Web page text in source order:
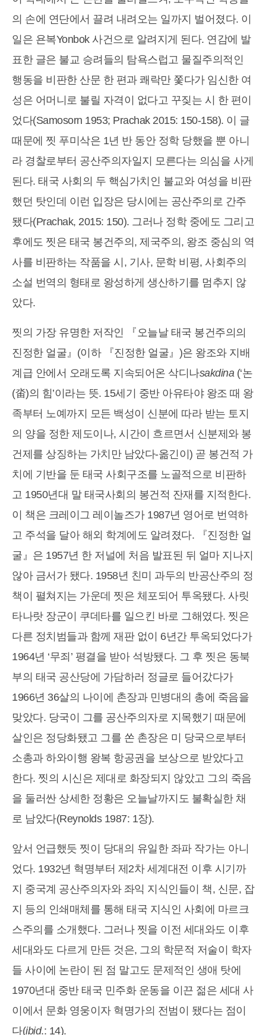
의 손에 연단에서 끌려 내려오는 일까지 벌어졌다. 이
일은 욘복Yonbok 사건으로 알려지게 된다. 연감에 발
표한 글은 불교 승려들의 탐욕스럽고 물질주의적인
행동을 비판한 산문 한 편과 쾌락만 쫓다가 임신한 여
성은 어머니로 불릴 자격이 없다고 꾸짖는 시 한 편이
었다(Samosorn 1953; Prachak 2015: 150-158). 이 글
때문에 찟 푸미삭은 1년 반 동안 정학 당했을 뿐 아니
라 경찰로부터 공산주의자일지 모른다는 의심을 사게
된다. 태국 사회의 두 핵심가치인 불교와 여성을 비판
했던 탓인데 이런 입장은 당시에는 공산주의로 간주
됐다(Prachak, 2015: 150). 그러나 정학 중에도 그리고
후에도 찟은 태국 봉건주의, 제국주의, 왕조 중심의 역
사를 비판하는 작품을 시, 기사, 문학 비평, 사회주의
소설 번역의 형태로 왕성하게 생산하기를 멈추지 않
았다.
찟의 가장 유명한 저작인 『오늘날 태국 봉건주의의
진정한 얼굴』(이하 『진정한 얼굴』)은 왕조와 지배
계급 안에서 오래도록 지속되어온 삭디나sakdina (‘논
(畓)의 힘’이라는 뜻. 15세기 중반 아유타야 왕조 때 왕
족부터 노예까지 모든 백성이 신분에 따라 받는 토지
의 양을 정한 제도이나, 시간이 흐르면서 신분제와 봉
건제를 상징하는 가치만 남았다-옮긴이) 곧 봉건적 가
치에 기반을 둔 태국 사회구조를 노골적으로 비판하
고 1950년대 말 태국사회의 봉건적 잔재를 지적한다.
이 책은 크레이그 레이놀즈가 1987년 영어로 번역하
고 주석을 달아 해외 학계에도 알려졌다. 『진정한 얼
굴』은 1957년 한 저널에 처음 발표된 뒤 얼마 지나지
않아 금서가 됐다. 1958년 친미 과두의 반공산주의 정
책이 펼쳐지는 가운데 찟은 체포되어 투옥됐다. 사릿
타나랏 장군이 쿠데타를 일으킨 바로 그해였다. 찟은
다른 정치범들과 함께 재판 없이 6년간 투옥되었다가
1964년 ‘무죄’ 평결을 받아 석방됐다. 그 후 찟은 동북
부의 태국 공산당에 가담하러 정글로 들어갔다가
1966년 36살의 나이에 촌장과 민병대의 총에 죽음을
맞았다. 당국이 그를 공산주의자로 지목했기 때문에
살인은 정당화됐고 그를 쏜 촌장은 미 당국으로부터
소총과 하와이행 왕복 항공권을 보상으로 받았다고
한다. 찟의 시신은 제대로 화장되지 않았고 그의 죽음
을 둘러싼 상세한 정황은 오늘날까지도 불확실한 채
로 남았다(Reynolds 1987: 1장).
앞서 언급했듯 찟이 당대의 유일한 좌파 작가는 아니
었다. 1932년 혁명부터 제2차 세계대전 이후 시기까
지 중국계 공산주의자와 좌익 지식인들이 책, 신문, 잡
지 등의 인쇄매체를 통해 태국 지식인 사회에 마르크
스주의를 소개했다. 그러나 찟을 이전 세대와도 이후
세대와도 다르게 만든 것은, 그의 학문적 저술이 학자
들 사이에 논란이 된 점 말고도 문제적인 생애 탓에
1970년대 중반 태국 민주화 운동을 이끈 젊은 세대 사
이에서 문화 영웅이자 혁명가의 전범이 됐다는 점이
다(ibid.: 14).